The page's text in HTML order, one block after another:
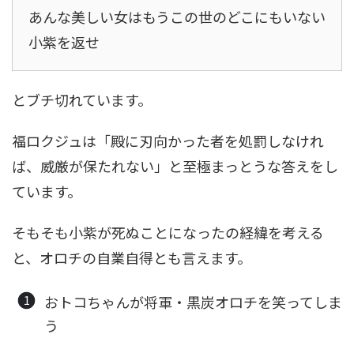
あんな美しい女はもうこの世のどこにもいない
小紫を返せ
とブチ切れています。
福ロクジュは「殿に刃向かった者を処罰しなけれ
ば、威厳が保たれない」と至極まっとうな答えをし
ています。
そもそも小紫が死ぬことになったの経緯を考える
と、オロチの自業自得とも言えます。
おトコちゃんが将軍・黒炭オロチを笑ってしま
う